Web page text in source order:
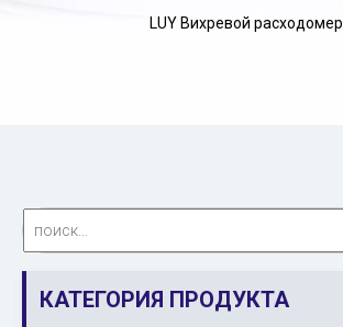
LUY Вихревой расходомер
КАТЕГОРИЯ ПРОДУКТА